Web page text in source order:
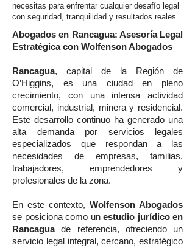
necesitas para enfrentar cualquier desafío legal
con seguridad, tranquilidad y resultados reales.
Abogados en Rancagua: Asesoría Legal
Estratégica con Wolfenson Abogados
Rancagua, capital de la Región de
O’Higgins, es una ciudad en pleno
crecimiento, con una intensa actividad
comercial, industrial, minera y residencial.
Este desarrollo continuo ha generado una
alta demanda por servicios legales
especializados que respondan a las
necesidades de empresas, familias,
trabajadores, emprendedores y
profesionales de la zona.
En este contexto, Wolfenson Abogados
se posiciona como un estudio jurídico en
Rancaguade referencia, ofreciendo un
servicio legal integral, cercano, estratégico